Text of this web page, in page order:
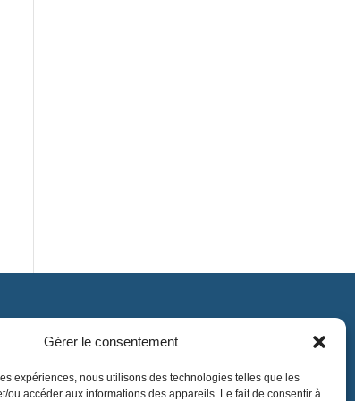
Gérer le consentement
expériences, nous utilisons des technologies telles que les
ou accéder aux informations des appareils. Le fait de consentir à
contact@lnea-audition.com
+33 (0)1 34 67 67 17